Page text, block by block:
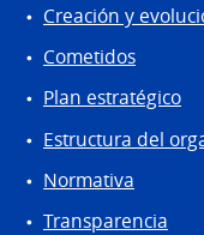
Creación y
Cometidos
Plan estratégico
Estructura del
Normativa
Transparencia